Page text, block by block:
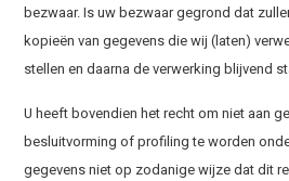
bezwaar. Is uw bezwaar gegrond dat
kopieën van gegevens die wij (laten)
stellen en daarna de verwerking blijvend
U heeft bovendien het recht om niet aan
besluitvorming of profiling te worden
gegevens niet op zodanige wijze dat dit